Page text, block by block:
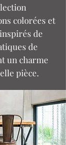
colorées et
de
de
un charme
pièce.